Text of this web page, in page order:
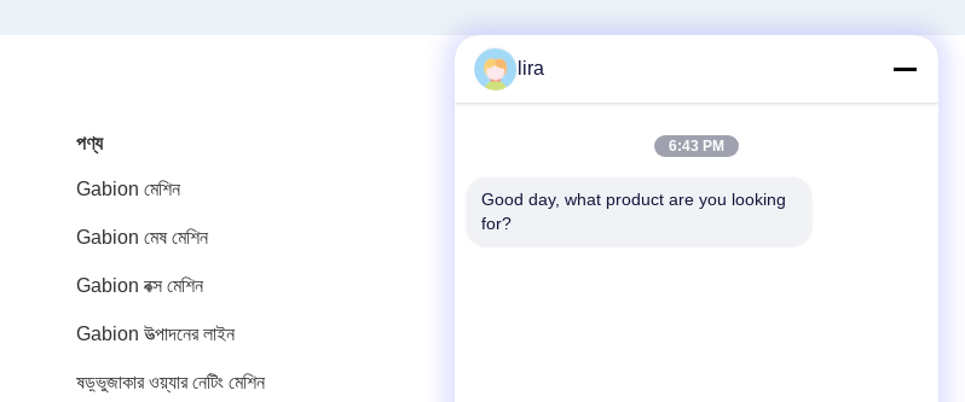
পণ্য
Gabion মেশিন
Gabion মেষ মেশিন
Gabion বক্স মেশিন
Gabion উত্পাদনের লাইন
ষড়্ভুজাকার ওয়্যার নেটিং মেশিন
টেলিফোন
lira
6:43 PM
Good day, what product are you looking
for?